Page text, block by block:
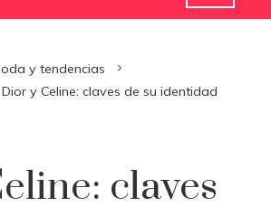
y tendencias
y Celine: claves de su identidad
claves